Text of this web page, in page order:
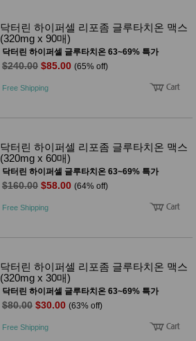
닥터린 하이퍼셀 리포좀 글루타치온 맥스
(320mg x 90매)
닥터린 하이퍼셀 글루타치온 63~69% 특가
$240.00 $85.00 (65% off)
Free Shipping
닥터린 하이퍼셀 리포좀 글루타치온 맥스
(320mg x 60매)
닥터린 하이퍼셀 글루타치온 63~69% 특가
$160.00 $58.00 (64% off)
Free Shipping
닥터린 하이퍼셀 리포좀 글루타치온 맥스
(320mg x 30매)
닥터린 하이퍼셀 글루타치온 63~69% 특가
$80.00 $30.00 (63% off)
Free Shipping